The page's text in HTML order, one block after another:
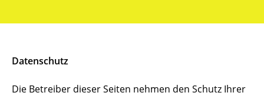
Datenschutz
Die Betreiber dieser Seiten nehmen den Schutz Ihrer